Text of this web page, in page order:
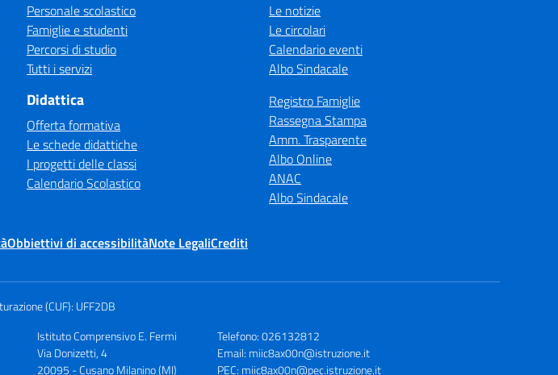
Personale scolastico
Famiglie e studenti
Percorsi di studio
Tutti i servizi
Didattica
Offerta formativa
Le schede didattiche
I progetti delle classi
Calendario Scolastico
Le notizie
Le circolari
Calendario eventi
Albo Sindacale
Registro Famiglie
Rassegna Stampa
Amm. Trasparente
Albo Online
ANAC
Albo Sindacale
Obbiettivi di accessibilitàNote LegaliCrediti
(CUF): UFF2DB
Istituto Comprensivo E. Fermi
Via Donizetti, 4
20095 - Cusano Milanino (MI)
Telefono: 026132812
Email: miic8ax00n@istruzione.it
PEC: miic8ax00n@pec.istruzione.it